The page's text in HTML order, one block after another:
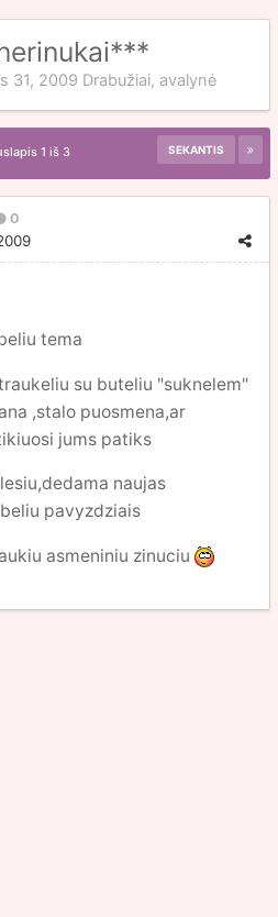
31, 2009 Drabužiai, avalynė
SEKANTIS
1 iš 3
0
tema
su buteliu "suknelem"
,stalo puosmena,ar
jums patiks
naujas
pavyzdziais
asmeniniu zinuciu